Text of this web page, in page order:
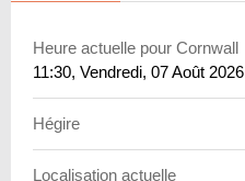
Heure actuelle pour Cornwall
11:30, Vendredi, 07 Août 2026
Hégire
Localisation actuelle